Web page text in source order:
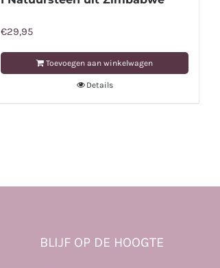
€29,95
Toevoegen aan winkelwagen
Details
BLIJF OP DE HOOGTE